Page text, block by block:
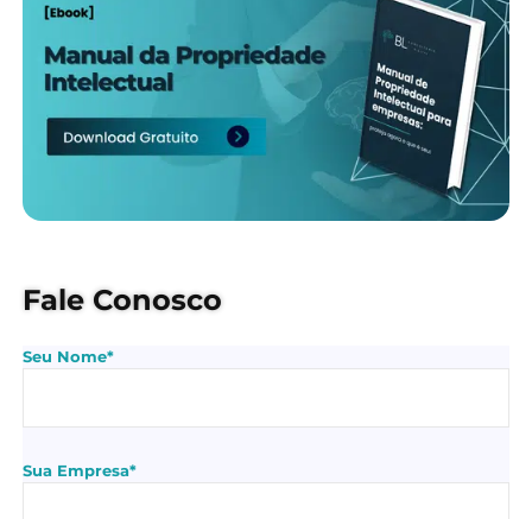
Fale Conosco
Seu Nome*
Sua Empresa*